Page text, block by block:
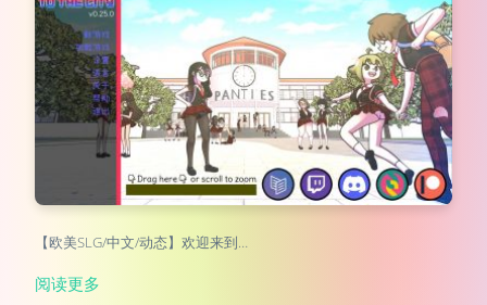
【欧美SLG/中文/动态】欢迎来到…
阅读更多